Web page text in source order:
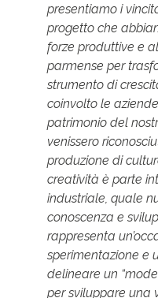
presentiamo i
progetto che
forze produttive e
parmense per
strumento di
coinvolto le
patrimonio del
venissero
produzione di
creatività è parte
industriale, quale
conoscenza e
rappresenta
sperimentazione e
delineare un
per sviluppare una